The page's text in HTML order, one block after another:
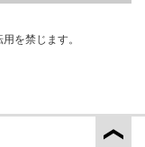
を禁じます。